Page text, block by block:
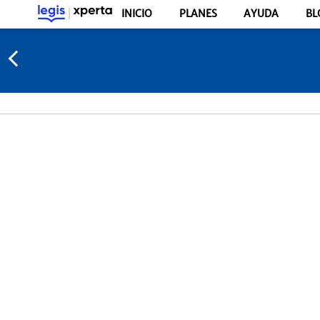
INICIO PLANES AYUDA